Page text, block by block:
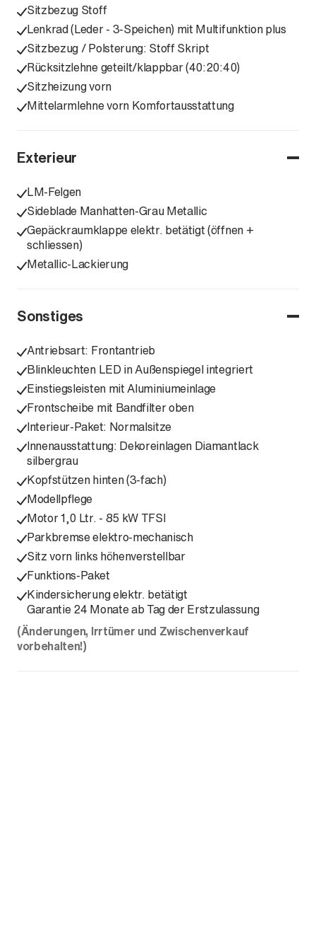
Sitzbezug Stoff
Lenkrad (Leder - 3-Speichen) mit Multifunktion plus
Sitzbezug / Polsterung: Stoff Skript
Rücksitzlehne geteilt/klappbar (40:20:40)
Sitzheizung vorn
Mittelarmlehne vorn Komfortausstattung
Exterieur
LM-Felgen
Sideblade Manhatten-Grau Metallic
Gepäckraumklappe elektr. betätigt (öffnen +
schliessen)
Metallic-Lackierung
Sonstiges
Antriebsart: Frontantrieb
Blinkleuchten LED in Außenspiegel integriert
Einstiegsleisten mit Aluminiumeinlage
Frontscheibe mit Bandfilter oben
Interieur-Paket: Normalsitze
Innenausstattung: Dekoreinlagen Diamantlack
silbergrau
Kopfstützen hinten (3-fach)
Modellpflege
Motor 1,0 Ltr. - 85 kW TFSI
Parkbremse elektro-mechanisch
Sitz vorn links höhenverstellbar
Funktions-Paket
Kindersicherung elektr. betätigt
Garantie 24 Monate ab Tag der Erstzulassung
(Änderungen, Irrtümer und Zwischenverkauf
vorbehalten!)